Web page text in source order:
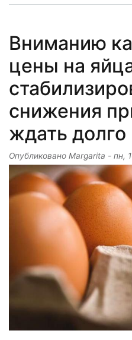
Вниманию
цены на
снижения
ждать долго
Опубликовано Margarita - пн,